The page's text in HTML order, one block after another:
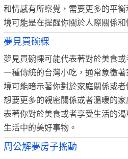
和情感有所察覺，需要更多的平
境可能是在提醒你關於人際關係和
夢見買碗粿
夢見買碗粿可能代表著對於美食
一種傳統的台灣小吃，通常象徵
境可能暗示著你對於家庭關係或
想要更多的親密關係或者溫暖的
表著你對於美食或者享受生活的
生活中的美好事物。
周公解夢房子搖動